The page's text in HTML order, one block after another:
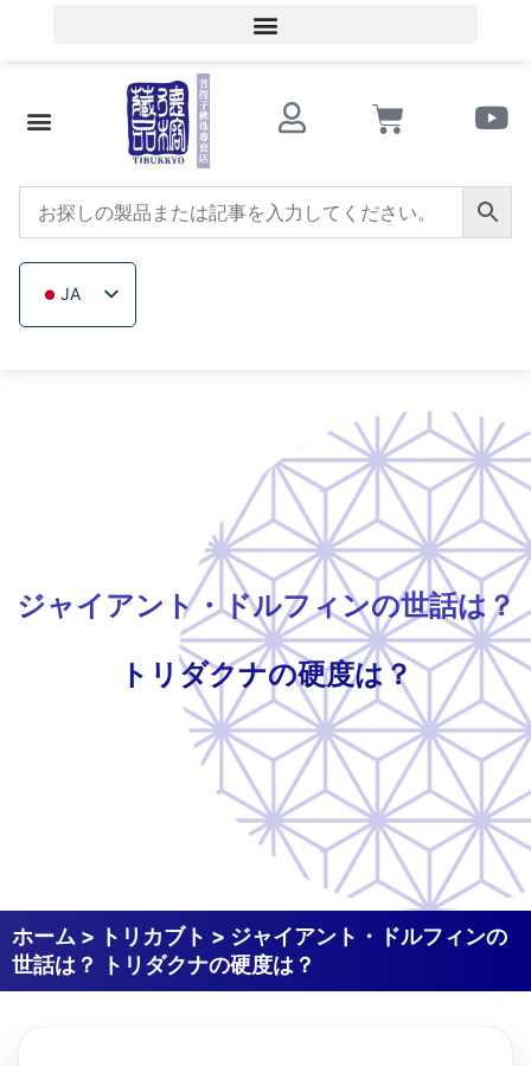
JA
ZH_TW
ジャイアント・ドルフィンの世話は？
トリダクナの硬度は？
ホーム > トリカブト > ジャイアント・ドルフィンの
世話は？ トリダクナの硬度は？